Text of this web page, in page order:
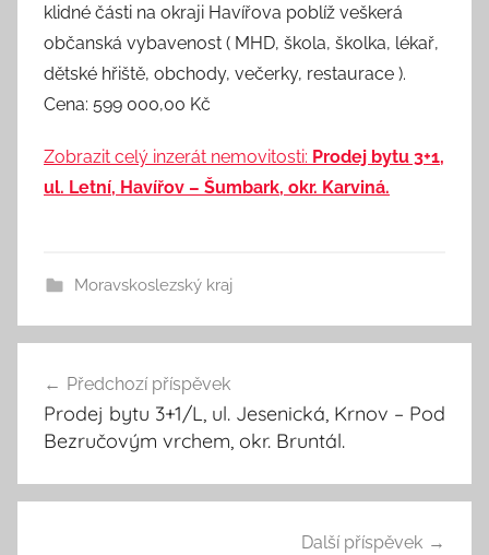
klidné části na okraji Havířova poblíž veškerá
občanská vybavenost ( MHD, škola, školka, lékař,
dětské hřiště, obchody, večerky, restaurace ).
Cena: 599 000,00 Kč
Zobrazit celý inzerát nemovitosti: Prodej bytu 3+1,
ul. Letní, Havířov – Šumbark, okr. Karviná.
Moravskoslezský kraj
Navigace
pro
Předchozí příspěvek
Prodej bytu 3+1/L, ul. Jesenická, Krnov – Pod
Bezručovým vrchem, okr. Bruntál.
Další příspěvek